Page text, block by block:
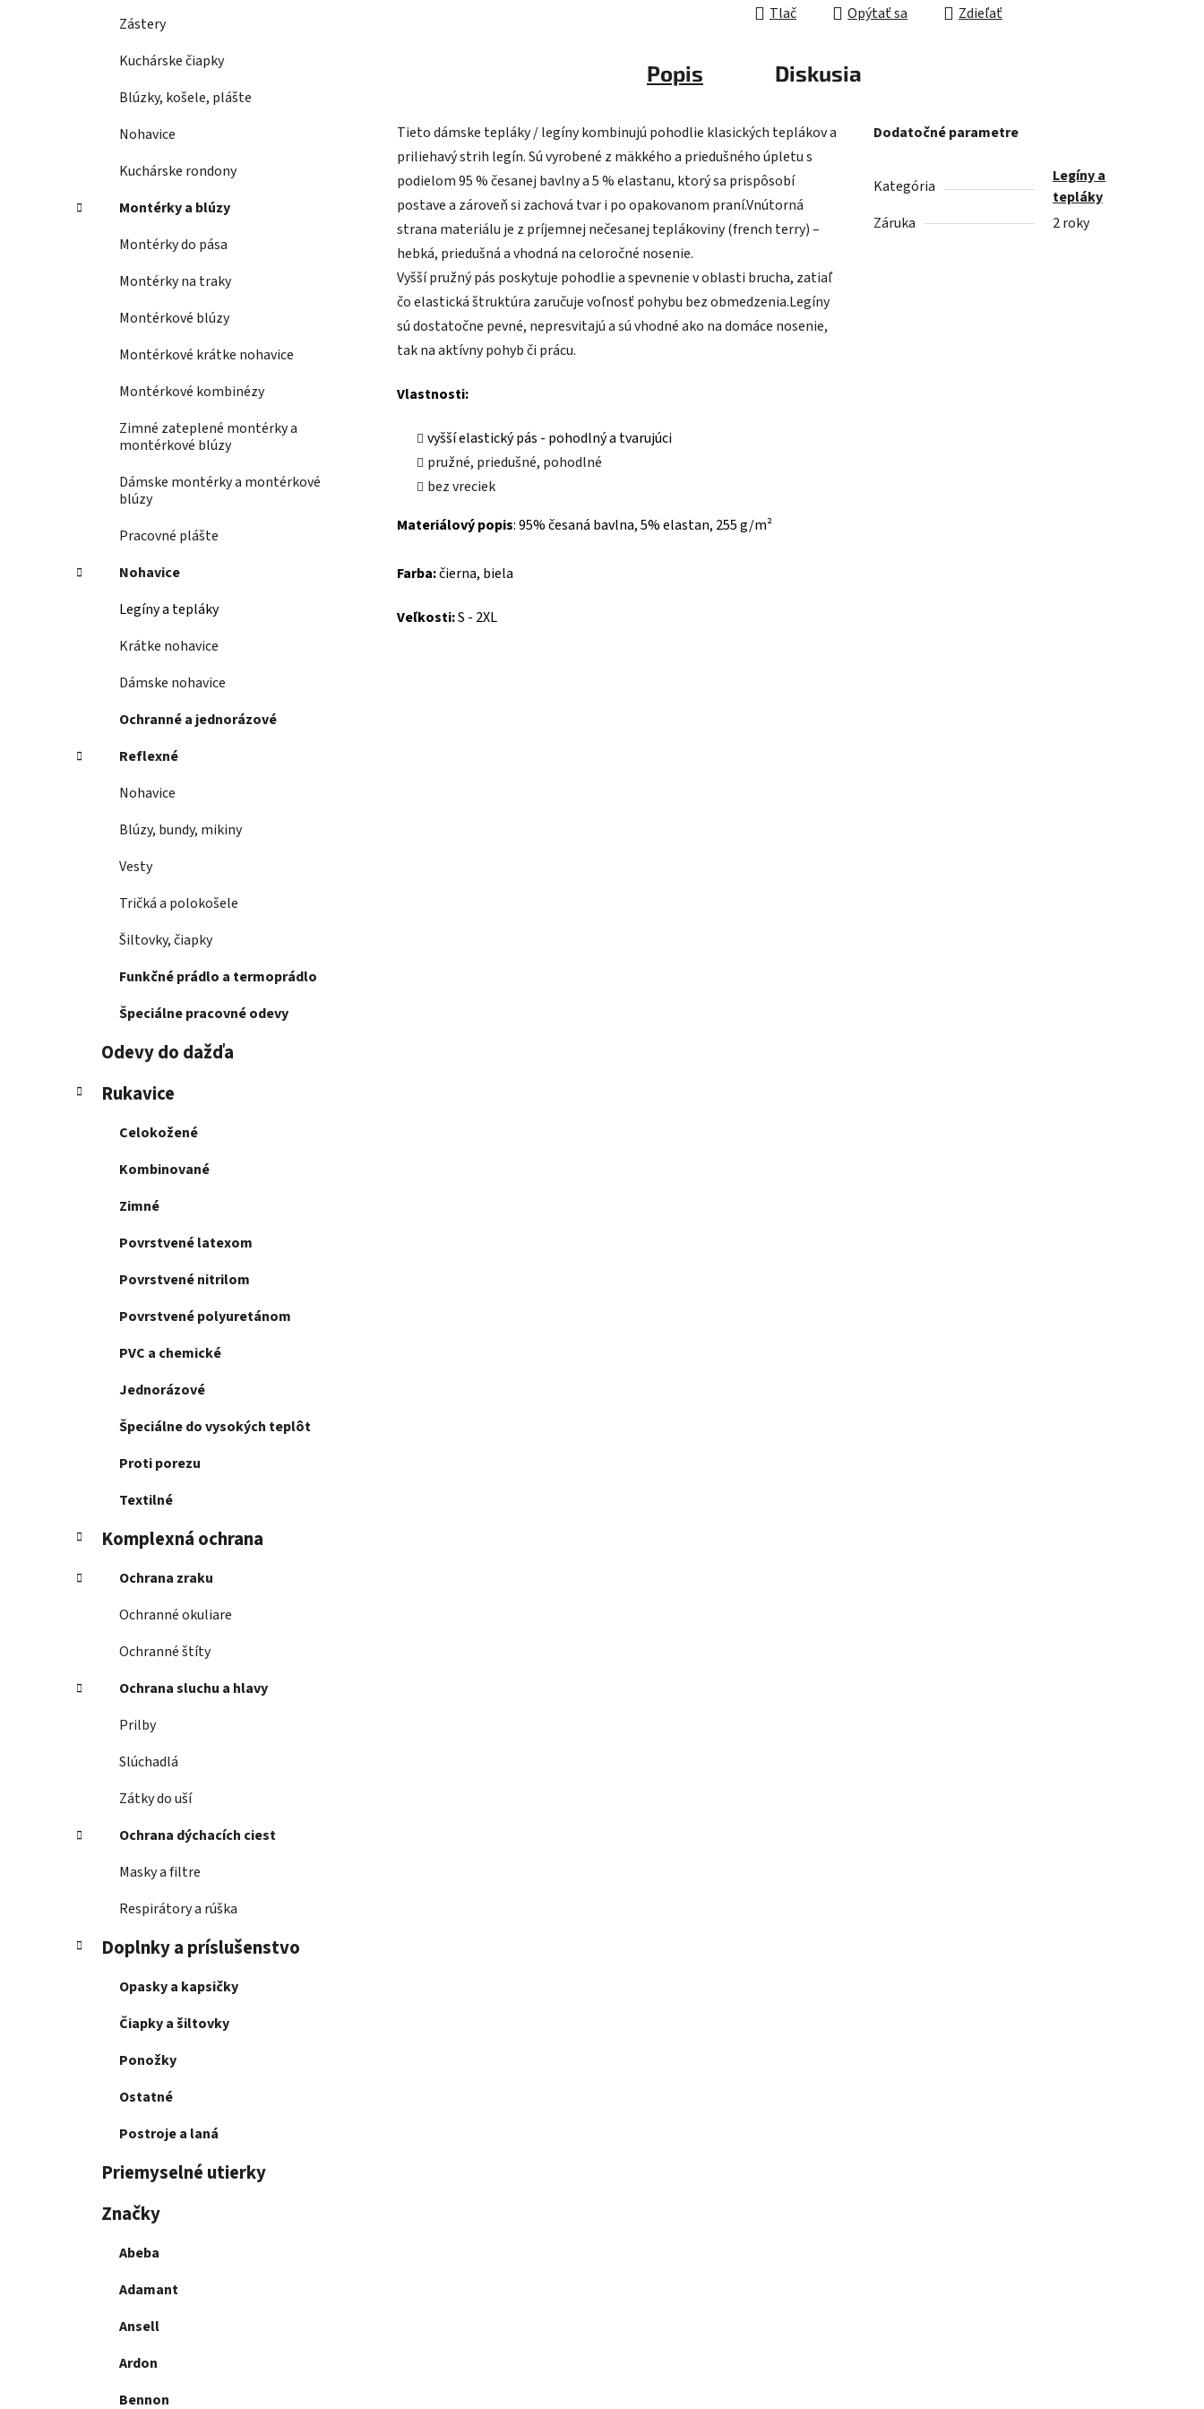
Zástery
Kuchárske čiapky
Blúzky, košele, plášte
Nohavice
Kuchárske rondony
Montérky a blúzy
Montérky do pása
Montérky na traky
Montérkové blúzy
Montérkové krátke nohavice
Montérkové kombinézy
Zimné zateplené montérky a
montérkové blúzy
Dámske montérky a montérkové
blúzy
Pracovné plášte
Nohavice
Legíny a tepláky
Krátke nohavice
Dámske nohavice
Ochranné a jednorázové
Reflexné
Nohavice
Blúzy, bundy, mikiny
Vesty
Tričká a polokošele
Šiltovky, čiapky
Funkčné prádlo a termoprádlo
Špeciálne pracovné odevy
Odevy do dažďa
Rukavice
Celokožené
Kombinované
Zimné
Povrstvené latexom
Povrstvené nitrilom
Povrstvené polyuretánom
PVC a chemické
Jednorázové
Špeciálne do vysokých teplôt
Proti porezu
Textilné
Komplexná ochrana
Ochrana zraku
Ochranné okuliare
Ochranné štíty
Ochrana sluchu a hlavy
Prilby
Slúchadlá
Zátky do uší
Ochrana dýchacích ciest
Masky a filtre
Respirátory a rúška
Doplnky a príslušenstvo
Opasky a kapsičky
Čiapky a šiltovky
Ponožky
Ostatné
Postroje a laná
Priemyselné utierky
Značky
Abeba
Adamant
Ansell
Ardon
Bennon
Tlač Opýtať sa Zdieľať
Popis Diskusia
Tieto dámske tepláky / legíny kombinujú pohodlie klasických teplákov a
priliehavý strih legín. Sú vyrobené z mäkkého a priedušného úpletu s
podielom 95 % česanej bavlny a 5 % elastanu, ktorý sa prispôsobí
postave a zároveň si zachová tvar i po opakovanom praní.Vnútorná
strana materiálu je z príjemnej nečesanej teplákoviny (french terry) –
hebká, priedušná a vhodná na celoročné nosenie.
Vyšší pružný pás poskytuje pohodlie a spevnenie v oblasti brucha, zatiaľ
čo elastická štruktúra zaručuje voľnosť pohybu bez obmedzenia.Legíny
sú dostatočne pevné, nepresvitajú a sú vhodné ako na domáce nosenie,
tak na aktívny pohyb či prácu.
Vlastnosti:
vyšší elastický pás - pohodlný a tvarujúci
pružné, priedušné, pohodlné
bez vreciek
Materiálový popis:95% česaná bavlna, 5% elastan, 255 g/m²
Farba:čierna, biela
Veľkosti:S - 2XL
Dodatočné parametre
Kategória
Legíny a
tepláky
Záruka
2 roky